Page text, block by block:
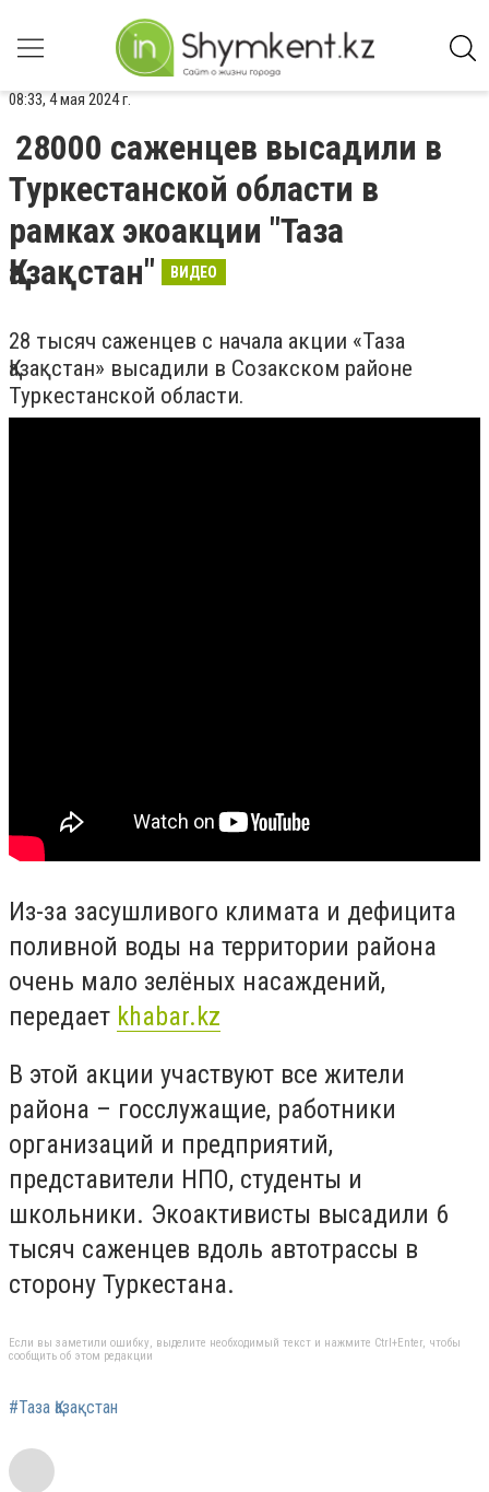
08:33, 4 мая 2024 г.
28000 саженцев высадили в
Туркестанской области в
рамках экоакции "Таза
Қазақстан"
ВИДЕО
28 тысяч саженцев с начала акции «Таза
Қазақстан» высадили в Созакском районе
Туркестанской области.
Из-за засушливого климата и дефицита
поливной воды на территории района
очень мало зелёных насаждений,
передает khabar.kz
В этой акции участвуют все жители
района – госслужащие, работники
организаций и предприятий,
представители НПО, студенты и
школьники. Экоактивисты высадили 6
тысяч саженцев вдоль автотрассы в
сторону Туркестана.
Если вы заметили ошибку, выделите необходимый текст и нажмите Ctrl+Enter, чтобы
сообщить об этом редакции
#Таза Қазақстан